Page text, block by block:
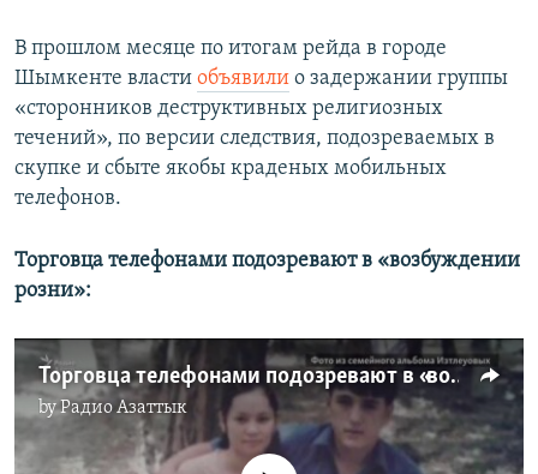
В прошлом месяце по итогам рейда в городе
Шымкенте власти объявили о задержании группы
«сторонников деструктивных религиозных
течений», по версии следствия, подозреваемых в
скупке и сбыте якобы краденых мобильных
телефонов.
Торговца телефонами подозревают в «возбуждении
розни»:
Торговца телефонами подозревают в «возбуждении розни»
byРадио Азаттык
No media source currently available